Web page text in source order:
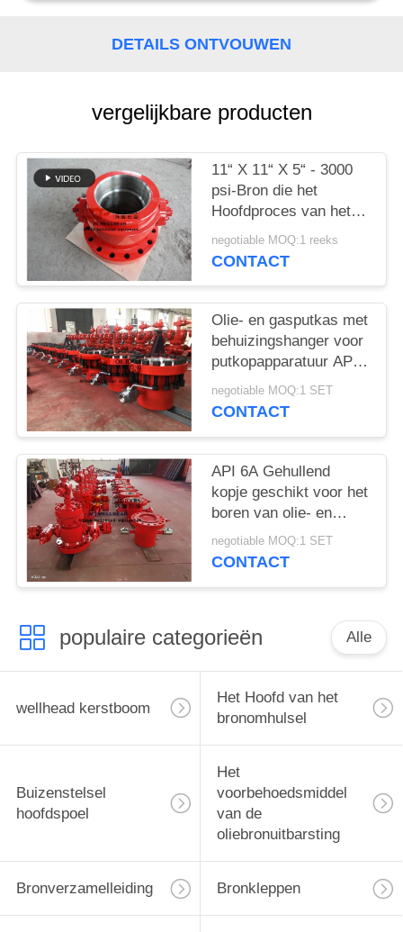
POLICY
DETAILS ONTVOUWEN
vergelijkbare producten
11“ X 11“ X 5“ - 3000
psi-Bron die het
Hoofdproces van het
Spoelsmeedstuk
insluiten
negotiable MOQ:1 reeks
CONTACT
Olie- en gasputkas met
behuizingshanger voor
putkopapparatuur API
negotiable MOQ:1 SET
CONTACT
API 6A Gehullend
kopje geschikt voor het
boren van olie- en
gasputten
negotiable MOQ:1 SET
CONTACT
populaire categorieën Alle
wellhead kerstboom
Het Hoofd van het
bronomhulsel
Buizenstelsel
hoofdspoel
Het
voorbehoedsmiddel
van de
oliebronuitbarsting
Bronverzamelleiding Bronkleppen